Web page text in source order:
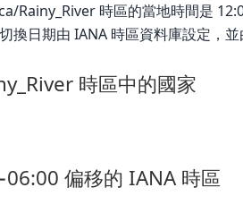
Rainy_River 時區的當地時間是
換日期由 IANA 時區資料庫設定，
時區中的國家
偏移的 IANA 時區